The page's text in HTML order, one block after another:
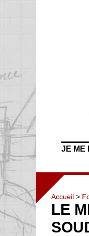
JE ME
Accueil >
LE